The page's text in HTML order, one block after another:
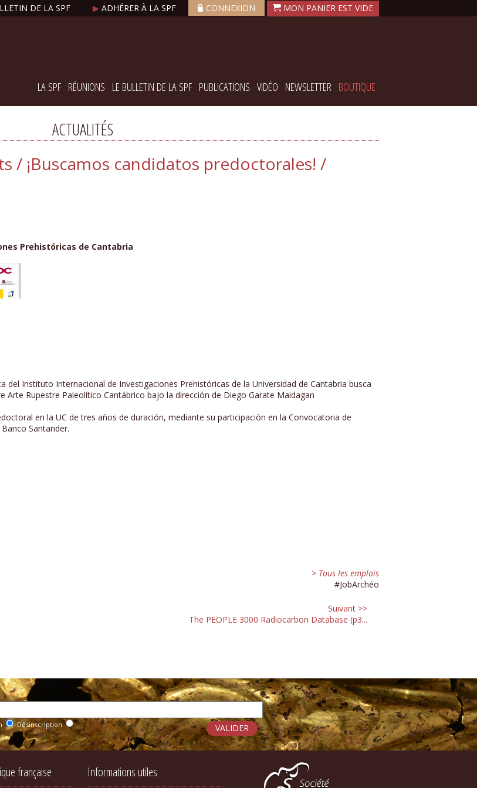
DE LA SPF ▶ ADHÉRER À LA SPF CONNEXION
LA SPF RÉUNIONS LE BULLETIN DE LA SPF PUBLICATIONS VIDÉO NEWSLETTER BOUTIQUE
ACTUALITÉS
/ ¡Buscamos candidatos predoctorales! /
Prehistóricas de Cantabria
del Instituto Internacional de Investigaciones Prehistóricas de la Universidad de Cantabria busca
Rupestre Paleolítico Cantábrico bajo la dirección de Diego Garate Maidagan
en la UC de tres años de duración, mediante su participación en la Convocatoria de
Santander.
> Tous les emplois
#JobArchéo
Suivant >>
The PEOPLE 3000 Radiocarbon Database (p3...
Désinscription
française Informations utiles